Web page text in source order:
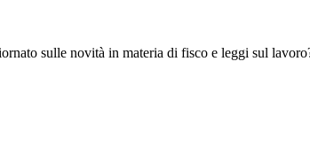
sulle novità in materia di fisco e leggi sul